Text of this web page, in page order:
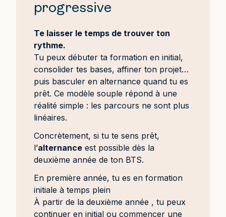
progressive
Te laisser le temps de trouver ton
rythme.
Tu peux débuter ta formation en initial,
consolider tes bases, affiner ton projet…
puis basculer en alternance quand tu es
prêt. Ce modèle souple répond à une
réalité simple : les parcours ne sont plus
linéaires.
Concrètement, si tu te sens prêt,
l’alternance est possible dès la
deuxième année de ton BTS.
En première année, tu es en formation
initiale à temps plein
À partir de la deuxième année , tu peux
continuer en initial ou commencer une